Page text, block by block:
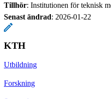
Tillhör: Institutionen för teknisk
Senast ändrad: 2026-01-22
KTH
Utbildning
Forskning